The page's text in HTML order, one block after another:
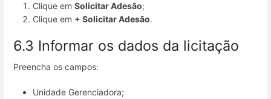
Clique em Solicitar Adesão;
Clique em + Solicitar Adesão.
6.3 Informar os dados da licitação
Preencha os campos:
Unidade Gerenciadora;